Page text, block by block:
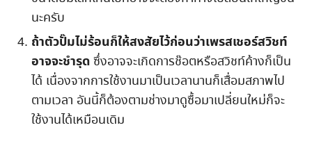
นะครับ
ถ้าตัวปั๊มไม่ร้อนก็ให้สงสัยไว้ก่อนว่าเพรสเชอร์สวิชท์
อาจจะชำรุดซึ่งอาจจะเกิดการช๊อตหรือสวิชท์ค้างก็เป็น
ได้ เนื่องจากการใช้งานมาเป็นเวลานานก็เสื่อมสภาพไป
ตามเวลา อันนี้ก็ต้องตามช่างมาดูซื้อมาเปลี่ยนใหม่ก็จะ
ใช้งานได้เหมือนเดิม